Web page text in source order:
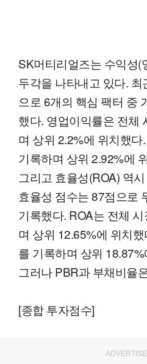
SK머티리얼즈는 수익성(
두각을 나타내고 있다.
으로 6개의 핵심 팩터 중
했다. 영업이익률은 전체
며 상위 2.2%에 위치했
기록하며 상위 2.92%에
그리고 효율성(ROA) 역
효율성 점수는 87점으로
기록했다. ROA는 전체
며 상위 12.65%에 위치
를 기록하며 상위
그러나 PBR과 부채비율
[종합 투자점수]